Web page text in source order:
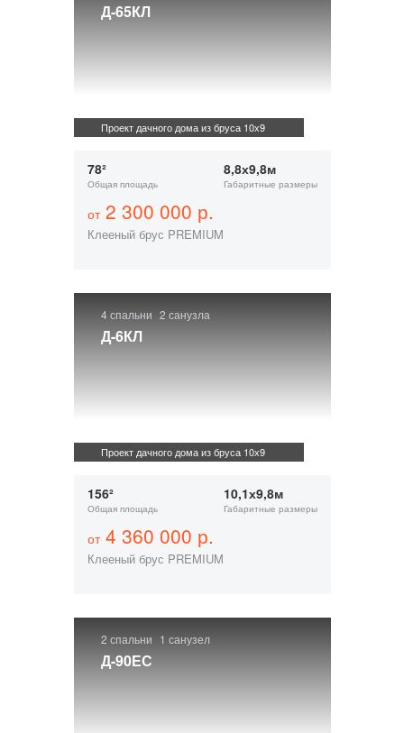
Д-65КЛ
Проект дачного дома из бруса 10х9
78²
Общая площадь
8,8х9,8м
Габаритные размеры
от2 300 000 р.
Клееный брус PREMIUM
4 спальни 2 санузла
Д-6КЛ
Проект дачного дома из бруса 10х9
156²
Общая площадь
10,1х9,8м
Габаритные размеры
от4 360 000 р.
Клееный брус PREMIUM
2 спальни 1 санузел
Д-90ЕС